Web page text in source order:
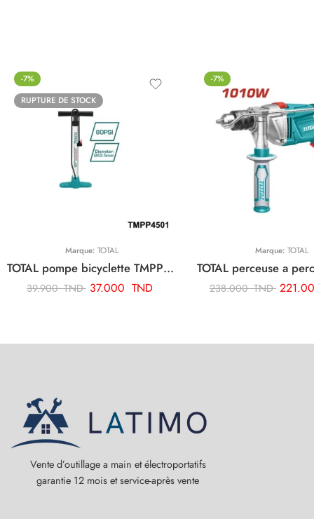
-7%
RUPTURE DE STOCK
Marque: TOTAL
TOTAL pompe bicyclette TMPP4501
39.900TND 37.000 TND
-7%
Marque: TOTAL
238.000TND
Vente d’outillage a main et électroportatifs
garantie 12 mois et service-après vente